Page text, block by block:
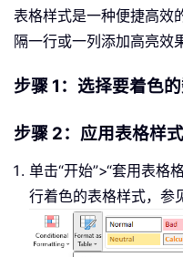
表格样式是一种便捷高效
隔一行或一列添加高亮效
步骤 1：选择要着色
步骤 2：应用表格样式
单击“开始”>“套用表格
行着色的表格样式，参